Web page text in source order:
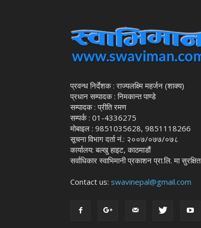
प्रवन्ध निर्देशक : राज्यलक्ष्मि महर्जन (शाक्य)
प्रधान सम्पादक : निमकान्त पाण्डे
सम्पादक : प्रीति रमण
सम्पर्क : 01-4336275
मोबाइल : 9851035628, 9851118266
सूचना विभाग दर्ता नं.: २००७/०७७/०७८
कार्यालय: बल्खु हाइट, काठमाडौं
सर्वाधिकार स्वाभिमानी प्रकाशन प्रा.लि. मा सुरक्षित
Contact us: swavinepal@gmail.com